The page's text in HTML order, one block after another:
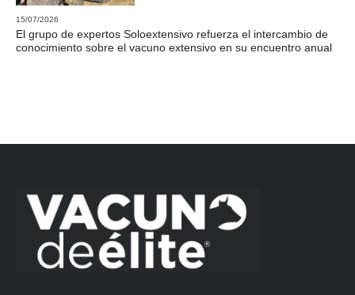
15/07/2026
El grupo de expertos Soloextensivo refuerza el intercambio de
conocimiento sobre el vacuno extensivo en su encuentro anual